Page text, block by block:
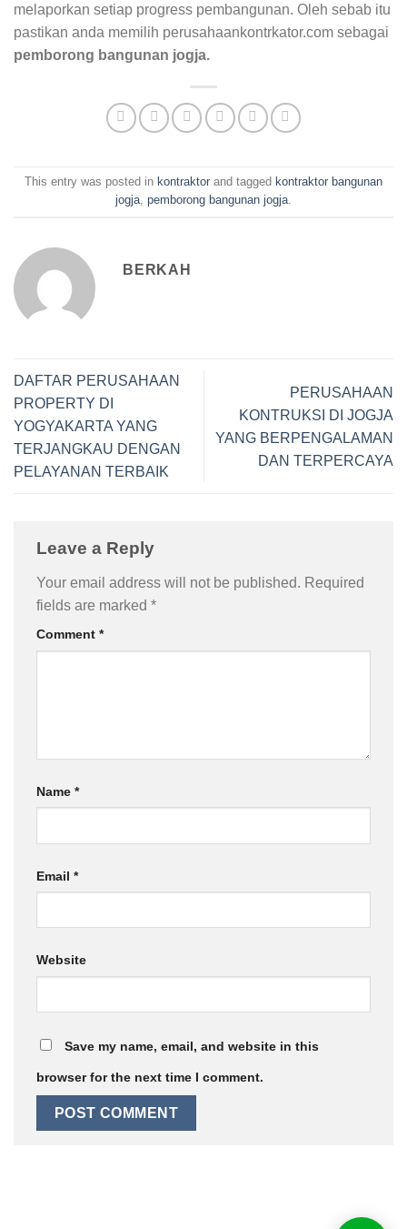
melaporkan setiap progress pembangunan. Oleh sebab itu
pastikan anda memilih perusahaankontrkator.com sebagai
pemborong bangunan jogja.
This entry was posted in kontraktor and tagged kontraktor bangunan
jogja, pemborong bangunan jogja.
BERKAH
DAFTAR PERUSAHAAN
PROPERTY DI
YOGYAKARTA YANG
TERJANGKAU DENGAN
PELAYANAN TERBAIK
PERUSAHAAN
KONTRUKSI DI JOGJA
YANG BERPENGALAMAN
DAN TERPERCAYA
Leave a Reply
Your email address will not be published. Required
fields are marked *
Comment *
Name *
Email *
Website
Save my name, email, and website in this
browser for the next time I comment.